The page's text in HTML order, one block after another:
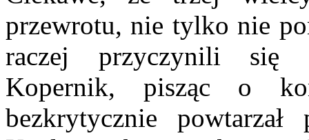
przewrotu, nie tylko nie
raczej przyczynili się
Kopernik, pisząc o
bezkrytycznie powtarzał